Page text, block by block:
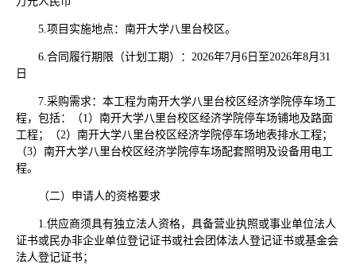
5.项目实施地点：南开大学八里台校区。
6.合同履行期限（计划工期）：2026年7月6日至2026年8月31
日
7.采购需求：本工程为南开大学八里台校区经济学院停车场工
程，包括：（1）南开大学八里台校区经济学院停车场铺地及路面
工程；（2）南开大学八里台校区经济学院停车场地表排水工程；
（3）南开大学八里台校区经济学院停车场配套照明及设备用电工
程。
（二）申请人的资格要求
1.供应商须具有独立法人资格，具备营业执照或事业单位法人
证书或民办非企业单位登记证书或社会团体法人登记证书或基金会
法人登记证书；